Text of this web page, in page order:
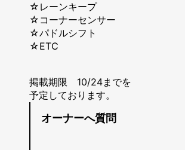
☆レーンキープ
☆コーナーセンサー
☆パドルシフト
☆ETC
掲載期限 10/24までを
予定しております。
オーナーへ質問